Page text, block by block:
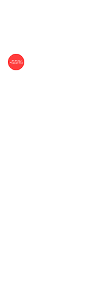
-55%